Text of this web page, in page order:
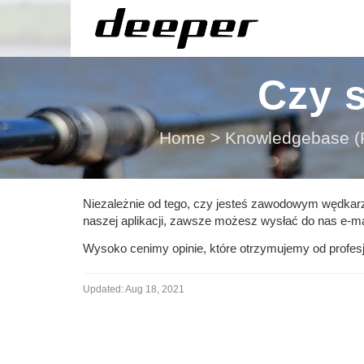
Czy
Home > Knowledgebase
Niezależnie od tego, czy jesteś zawodowym
naszej aplikacji, zawsze możesz wysłać do nas e-
Wysoko cenimy opinie, które otrzymujemy od
Updated:Aug 18, 2021